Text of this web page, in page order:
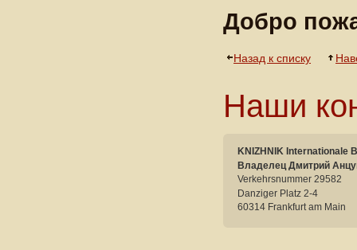
Добро
Назад к списку
Наши
KNIZHNIK Internationale
Владелец Дмитрий
Verkehrsnummer 29582
Danziger Platz 2-4
60314 Frankfurt am Main